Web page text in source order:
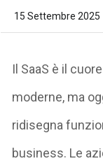
15 Settembre 2025
Il SaaS è il
moderne, ma
ridisegna
business. Le